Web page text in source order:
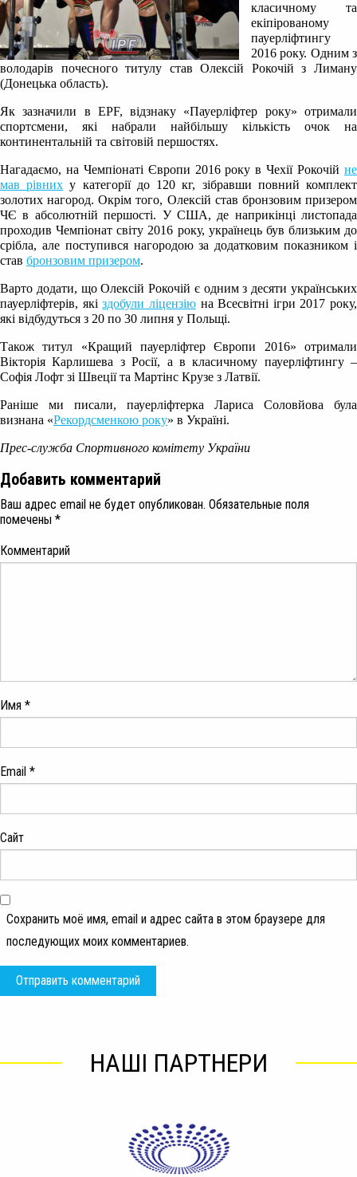
класичному та
екіпірованому
пауерліфтингу
2016 року. Одним з
володарів почесного титулу став Олексій Рокочій з Лиману
(Донецька область).
Як зазначили в EPF, відзнаку «Пауерліфтер року» отримали
спортсмени, які набрали найбільшу кількість очок на
континентальній та світовій першостях.
Нагадаємо, на Чемпіонаті Європи 2016 року в Чехії Рокочій не
мав рівних у категорії до 120 кг, зібравши повний комплект
золотих нагород. Окрім того, Олексій став бронзовим призером
ЧЄ в абсолютній першості. У США, де наприкінці листопада
проходив Чемпіонат світу 2016 року, українець був близьким до
срібла, але поступився нагородою за додатковим показником і
став бронзовим призером.
Варто додати, що Олексій Рокочій є одним з десяти українських
пауерліфтерів, якіздобули ліцензіюна Всесвітні ігри 2017 року,
які відбудуться з 20 по 30 липня у Польщі.
Також титул «Кращий пауерліфтер Європи 2016» отримали
Вікторія Карлишева з Росії, а в класичному пауерліфтингу –
Софія Лофт зі Швеції та Мартінс Крузе з Латвії.
Раніше ми писали, пауерліфтерка Лариса Соловйова була
визнана «Рекордсменкою року» в Україні.
Прес-служба Спортивного комітету України
Добавить комментарий
Ваш адрес email не будет опубликован. Обязательные поля
помечены *
Комментарий
Имя *
Email *
Сайт
Сохранить моё имя, email и адрес сайта в этом браузере для
последующих моих комментариев.
НАШІ ПАРТНЕРИ